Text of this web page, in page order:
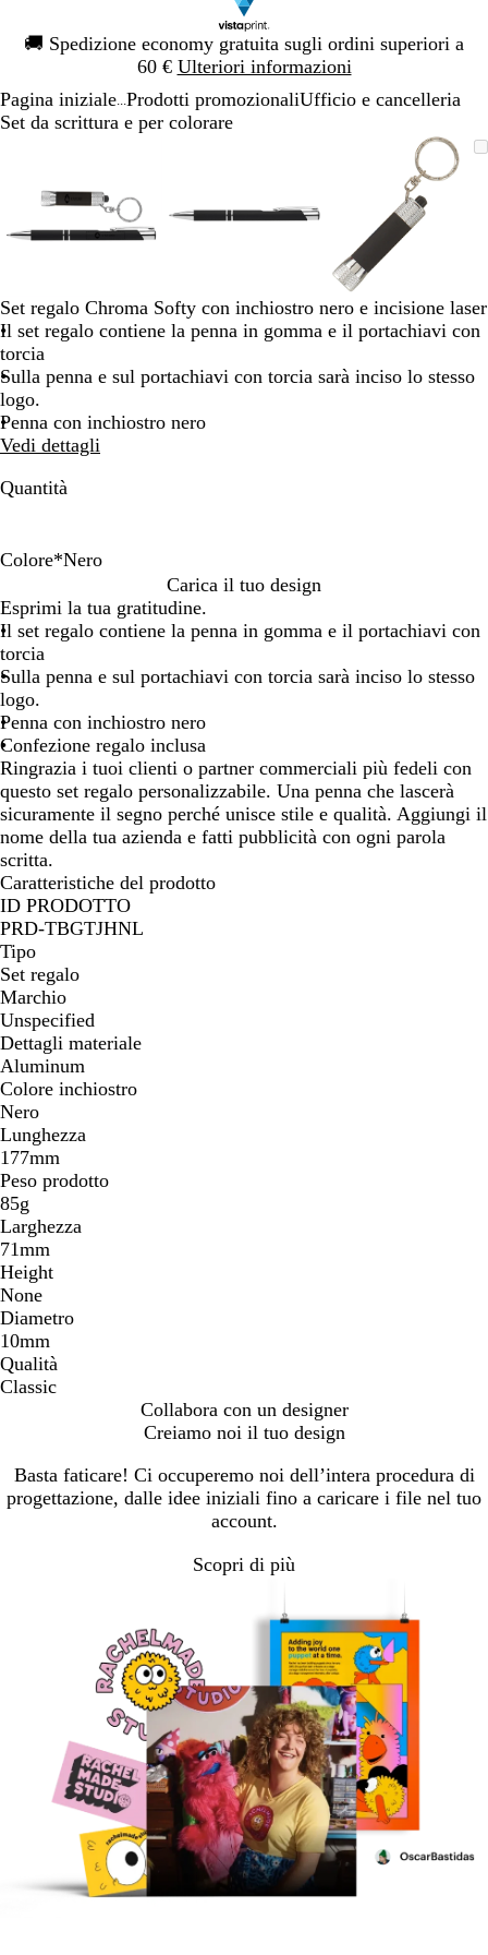
🚚 Spedizione economy gratuita sugli ordini superiori a
60 € Ulteriori informazioni
Diapositiva
1
Pagina iniziale Prodotti promozionaliUfficio e cancelleria
Set da scrittura e per colorare
essere
ingrandita
minimo
allargare
comandi
+
e
ingrandire
o
e
frecce
per
ingrandita
+
ingrandire
o
e
può
essere
ingrandita
Ingrandito
minimo
Clicca
per
allargare
Usa
comandi
+
e
ingrandire
o
e
Set regalo Chroma Softy con inchiostro nero e incisione laser
Il set regalo contiene la penna in gomma e il portachiavi con
torcia
Sulla penna e sul portachiavi con torcia sarà inciso lo stesso
logo.
Penna con inchiostro nero
Vedi dettagli
Quantità
Colore*Nero
r
i
g
i
o
c
a
n
n
a
d
i
f
u
c
i
l
e
l
u
e
r
o
o
s
s
o
e
r
d
e
Carica il tuo design
Esprimi la tua gratitudine.
Il set regalo contiene la penna in gomma e il portachiavi con
torcia
Sulla penna e sul portachiavi con torcia sarà inciso lo stesso
logo.
Penna con inchiostro nero
Confezione regalo inclusa
Ringrazia i tuoi clienti o partner commerciali più fedeli con
questo set regalo personalizzabile. Una penna che lascerà
sicuramente il segno perché unisce stile e qualità. Aggiungi il
nome della tua azienda e fatti pubblicità con ogni parola
scritta.
Caratteristiche del prodotto
ID PRODOTTO
PRD-TBGTJHNL
Tipo
Set regalo
Marchio
Unspecified
Dettagli materiale
Aluminum
Colore inchiostro
Nero
Lunghezza
177mm
Peso prodotto
85g
Larghezza
71mm
Height
None
Diametro
10mm
Qualità
Classic
Collabora con un designer
Creiamo noi il tuo design
Basta faticare! Ci occuperemo noi dell’intera procedura di
progettazione, dalle idee iniziali fino a caricare i file nel tuo
account.
Scopri di più